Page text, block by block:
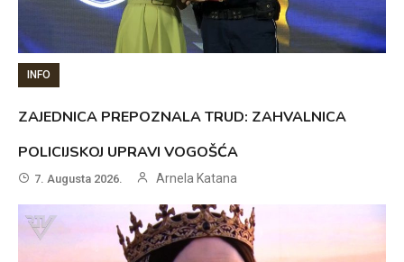
INFO
ZAJEDNICA PREPOZNALA TRUD: ZAHVALNICA
POLICIJSKOJ UPRAVI VOGOŠĆA
7. Augusta 2026. Arnela Katana